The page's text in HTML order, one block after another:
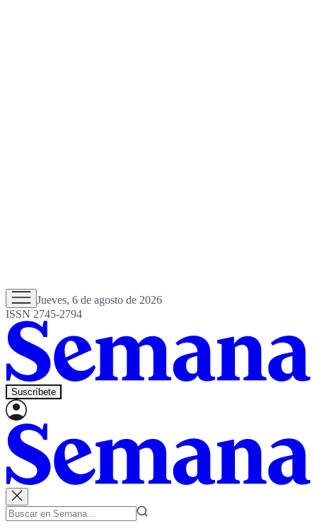
Jueves, 6 de agosto de 2026
ISSN 2745-2794
Suscríbete